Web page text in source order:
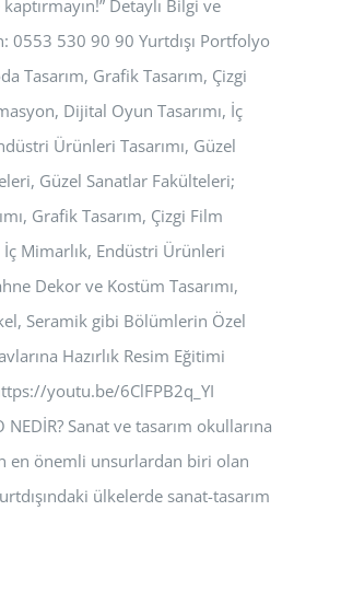
Detaylı Bilgi ve
0553 530 90 90 Yurtdışı Portfolyo
Tasarım, Grafik Tasarım, Çizgi
Dijital Oyun Tasarımı, İç
Ürünleri Tasarımı, Güzel
Güzel Sanatlar Fakülteleri;
Grafik Tasarım, Çizgi Film
Mimarlık, Endüstri Ürünleri
Dekor ve Kostüm Tasarımı,
Seramik gibi Bölümlerin Özel
Hazırlık Resim Eğitimi
youtu.be/6ClFPB2q_YI
NEDİR? Sanat ve tasarım okullarına
en önemli unsurlardan biri olan
ülkelerde sanat-tasarım